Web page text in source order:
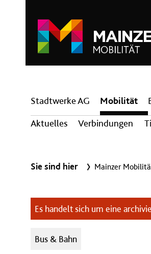
Hauptnavigation
Stadtwerke AG
Mobilität
Aktuelles
Verbindungen
Sie sind hier Mainzer
Es handelt sich um eine
Kategorien:
Bus & Bahn